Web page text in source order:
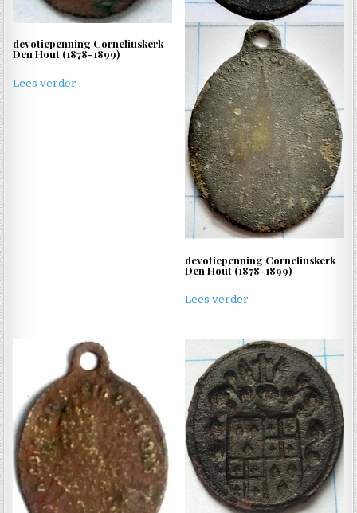
devotiepenning Corneliuskerk
Den Hout (1878-1899)
Lees verder
devotiepenning Corneliuskerk
Den Hout (1878-1899)
Lees verder